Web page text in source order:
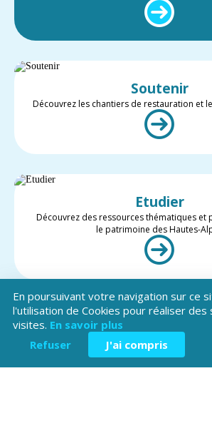
Soutenir
Découvrez les chantiers de restauration et
Etudier
Découvrez des ressources thématiques et
le patrimoine des Hautes-
Valoriser
Restez informé des projets et des actualités
Hautes-Alpes
En poursuivant votre navigation sur ce
l'utilisation de Cookies pour réaliser
visites. En savoir plus
Refuser
J'ai compris